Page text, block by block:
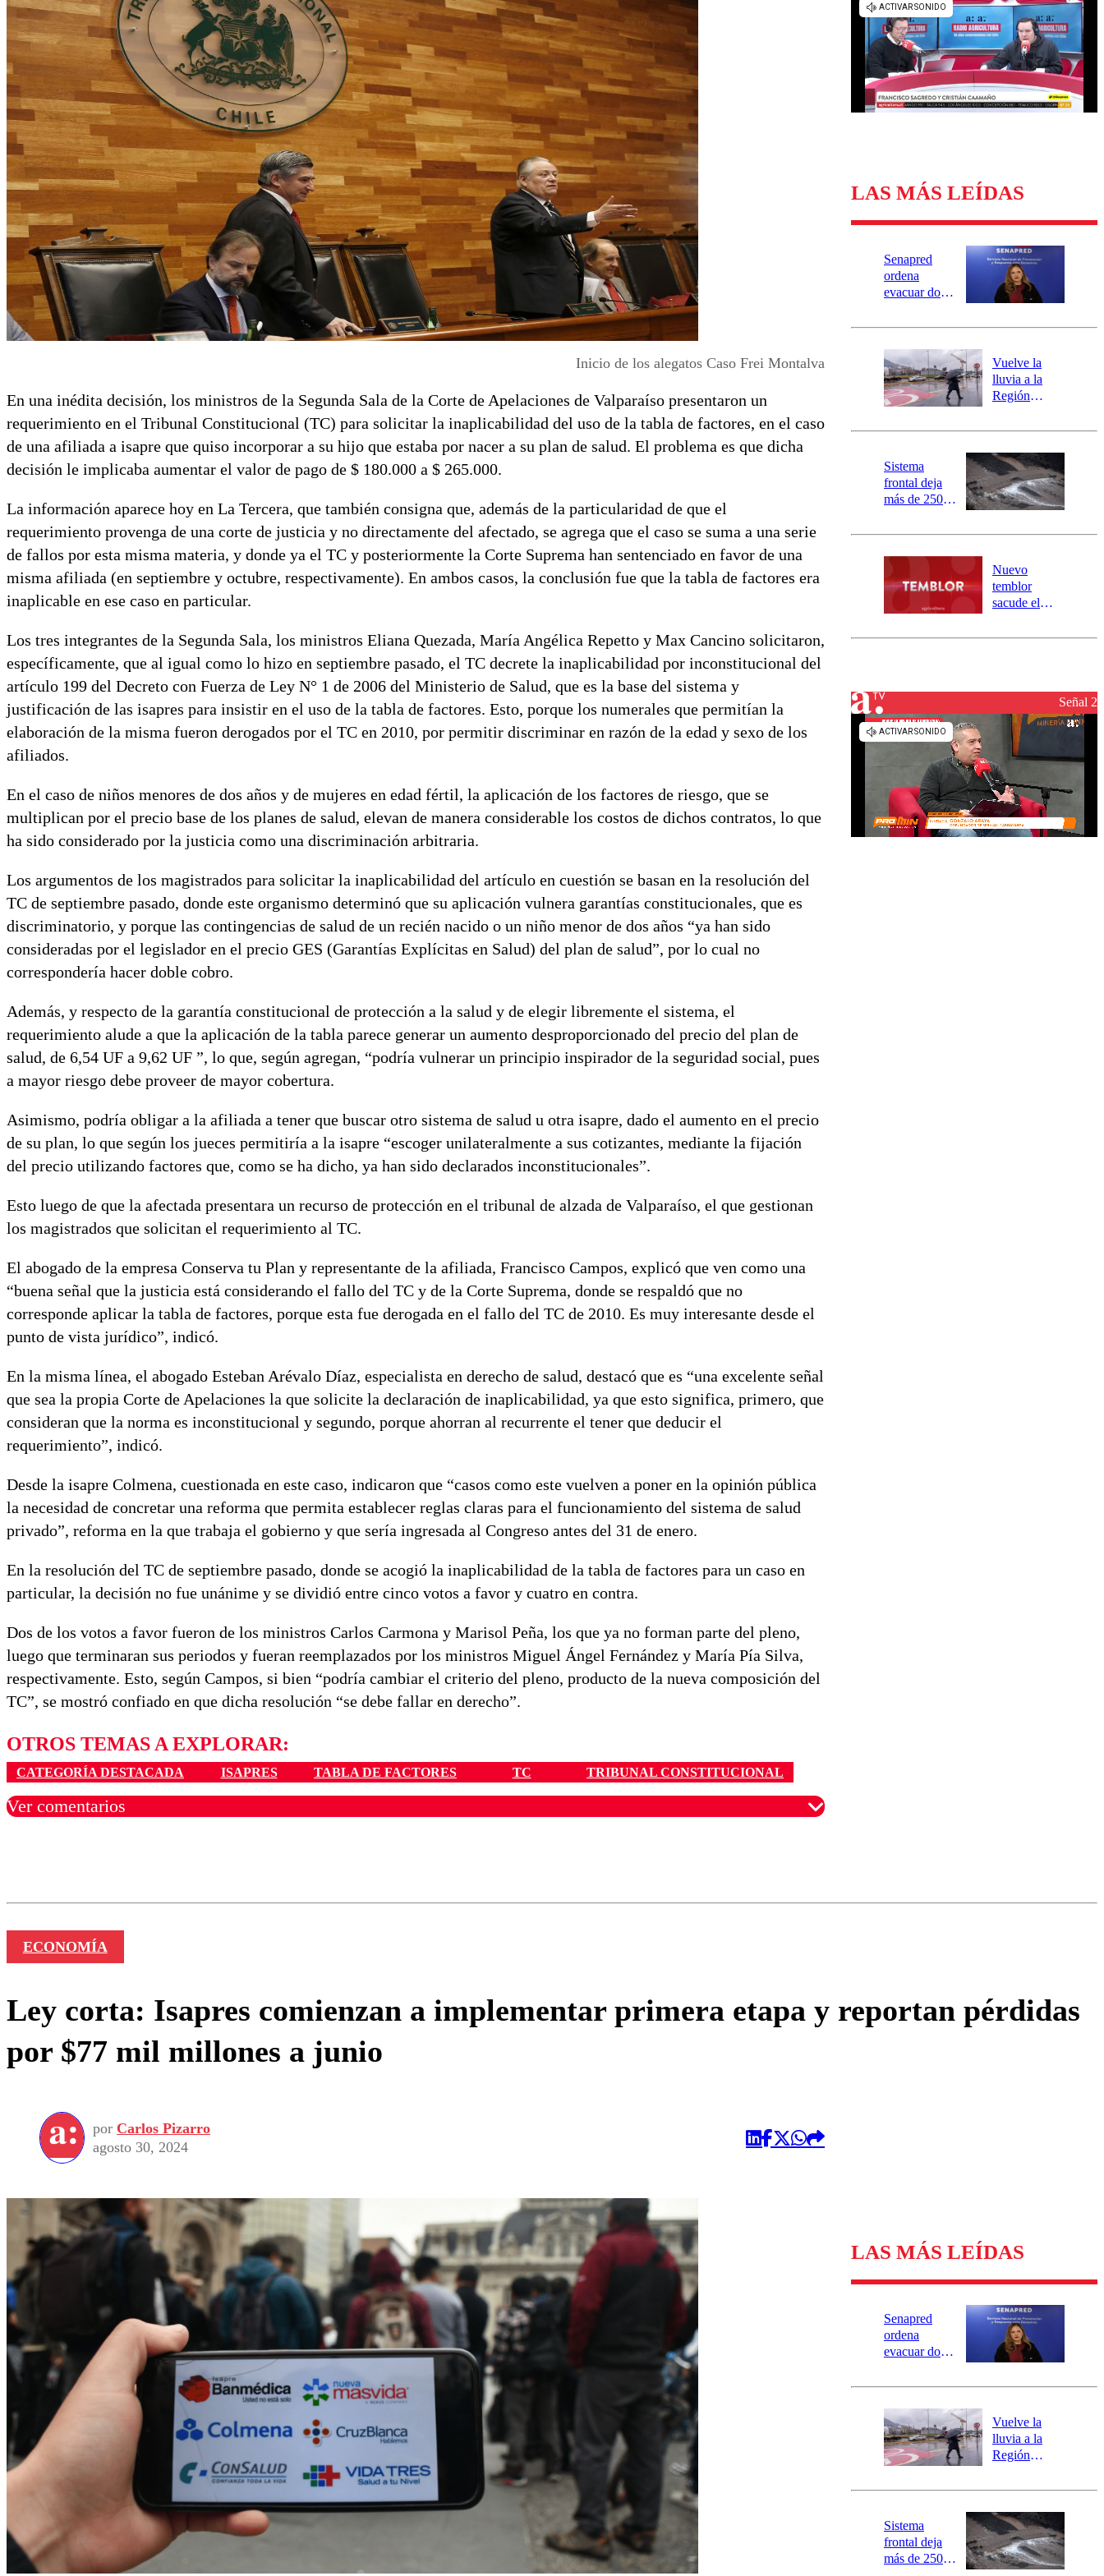
Universidad de Chile
Sustentabilidad
Inicio de los alegatos Caso Frei Montalva
En una inédita decisión, los ministros de la Segunda Sala de la Corte de Apelaciones de Valparaíso presentaron un
requerimiento en el Tribunal Constitucional (TC) para solicitar la inaplicabilidad del uso de la tabla de factores, en el caso
de una afiliada a isapre que quiso incorporar a su hijo que estaba por nacer a su plan de salud. El problema es que dicha
decisión le implicaba aumentar el valor de pago de $ 180.000 a $ 265.000.
La información aparece hoy en La Tercera, que también consigna que, además de la particularidad de que el
requerimiento provenga de una corte de justicia y no directamente del afectado, se agrega que el caso se suma a una serie
de fallos por esta misma materia, y donde ya el TC y posteriormente la Corte Suprema han sentenciado en favor de una
misma afiliada (en septiembre y octubre, respectivamente). En ambos casos, la conclusión fue que la tabla de factores era
inaplicable en ese caso en particular.
Los tres integrantes de la Segunda Sala, los ministros Eliana Quezada, María Angélica Repetto y Max Cancino solicitaron,
específicamente, que al igual como lo hizo en septiembre pasado, el TC decrete la inaplicabilidad por inconstitucional del
artículo 199 del Decreto con Fuerza de Ley N° 1 de 2006 del Ministerio de Salud, que es la base del sistema y
justificación de las isapres para insistir en el uso de la tabla de factores. Esto, porque los numerales que permitían la
elaboración de la misma fueron derogados por el TC en 2010, por permitir discriminar en razón de la edad y sexo de los
afiliados.
En el caso de niños menores de dos años y de mujeres en edad fértil, la aplicación de los factores de riesgo, que se
multiplican por el precio base de los planes de salud, elevan de manera considerable los costos de dichos contratos, lo que
ha sido considerado por la justicia como una discriminación arbitraria.
Los argumentos de los magistrados para solicitar la inaplicabilidad del artículo en cuestión se basan en la resolución del
TC de septiembre pasado, donde este organismo determinó que su aplicación vulnera garantías constitucionales, que es
discriminatorio, y porque las contingencias de salud de un recién nacido o un niño menor de dos años “ya han sido
consideradas por el legislador en el precio GES (Garantías Explícitas en Salud) del plan de salud”, por lo cual no
correspondería hacer doble cobro.
Además, y respecto de la garantía constitucional de protección a la salud y de elegir libremente el sistema, el
requerimiento alude a que la aplicación de la tabla parece generar un aumento desproporcionado del precio del plan de
salud, de 6,54 UF a 9,62 UF ”, lo que, según agregan, “podría vulnerar un principio inspirador de la seguridad social, pues
a mayor riesgo debe proveer de mayor cobertura.
Asimismo, podría obligar a la afiliada a tener que buscar otro sistema de salud u otra isapre, dado el aumento en el precio
de su plan, lo que según los jueces permitiría a la isapre “escoger unilateralmente a sus cotizantes, mediante la fijación
del precio utilizando factores que, como se ha dicho, ya han sido declarados inconstitucionales”.
Esto luego de que la afectada presentara un recurso de protección en el tribunal de alzada de Valparaíso, el que gestionan
los magistrados que solicitan el requerimiento al TC.
El abogado de la empresa Conserva tu Plan y representante de la afiliada, Francisco Campos, explicó que ven como una
“buena señal que la justicia está considerando el fallo del TC y de la Corte Suprema, donde se respaldó que no
corresponde aplicar la tabla de factores, porque esta fue derogada en el fallo del TC de 2010. Es muy interesante desde el
punto de vista jurídico”, indicó.
En la misma línea, el abogado Esteban Arévalo Díaz, especialista en derecho de salud, destacó que es “una excelente señal
que sea la propia Corte de Apelaciones la que solicite la declaración de inaplicabilidad, ya que esto significa, primero, que
consideran que la norma es inconstitucional y segundo, porque ahorran al recurrente el tener que deducir el
requerimiento”, indicó.
Desde la isapre Colmena, cuestionada en este caso, indicaron que “casos como este vuelven a poner en la opinión pública
la necesidad de concretar una reforma que permita establecer reglas claras para el funcionamiento del sistema de salud
privado”, reforma en la que trabaja el gobierno y que sería ingresada al Congreso antes del 31 de enero.
En la resolución del TC de septiembre pasado, donde se acogió la inaplicabilidad de la tabla de factores para un caso en
particular, la decisión no fue unánime y se dividió entre cinco votos a favor y cuatro en contra.
Dos de los votos a favor fueron de los ministros Carlos Carmona y Marisol Peña, los que ya no forman parte del pleno,
luego que terminaran sus periodos y fueran reemplazados por los ministros Miguel Ángel Fernández y María Pía Silva,
respectivamente. Esto, según Campos, si bien “podría cambiar el criterio del pleno, producto de la nueva composición del
TC”, se mostró confiado en que dicha resolución “se debe fallar en derecho”.
OTROS TEMAS A EXPLORAR:
CATEGORÍA DESTACADA ISAPRES TABLA DE FACTORES TC TRIBUNAL CONSTITUCIONAL
Ver comentarios
LAS MÁS LEÍDAS
Senapred
ordena
evacuar dos
Carahue por
río Damas:
activa
mensajería
SAE
Vuelve la
lluvia a la
Región
este es el
la DMC para
este viernes
Sistema
frontal deja
más de 250
y 317
aisladas entre
Valparaíso y
Los Ríos
Nuevo
temblor
sacude el
revisa la
Señal 2
ECONOMÍA
Ley corta: Isapres comienzan a implementar primera etapa y reportan pérdidas
por $77 mil millones a junio
por Carlos Pizarro
agosto 30, 2024
LAS MÁS LEÍDAS
Senapred
ordena
evacuar dos
Carahue por
río Damas:
activa
mensajería
SAE
Vuelve la
lluvia a la
Región
este es el
la DMC para
este viernes
Sistema
frontal deja
más de 250